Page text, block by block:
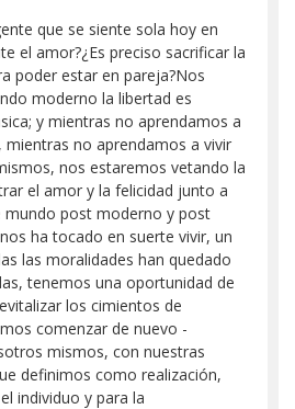
que se siente sola hoy en
el amor?¿Es preciso sacrificar la
poder estar en pareja?Nos
moderno la libertad es
y mientras no aprendamos a
mientras no aprendamos a vivir
nos estaremos vetando la
el amor y la felicidad junto a
mundo post moderno y post
ha tocado en suerte vivir, un
las moralidades han quedado
tenemos una oportunidad de
los cimientos de
comenzar de nuevo -
mismos, con nuestras
definimos como realización,
individuo y para la